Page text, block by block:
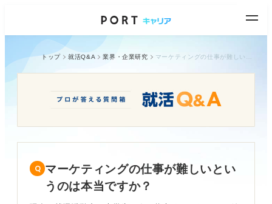
トップ 就活Q&A 業界・企業研究
マーケティングの仕事が難しいとい
うのは本当ですか？